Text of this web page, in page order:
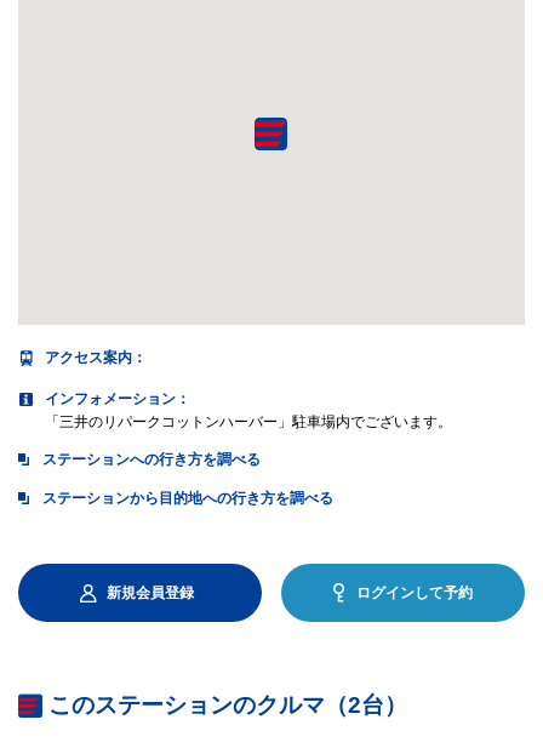
アクセス案内 ：
インフォメーション：
「三井のリパークコットンハーバー」駐車場内でございます。
ステーションへの行き方を調べる
ステーションから目的地への行き方を調べる
新規会員登録 ログインして予約
このステーションのクルマ（2台）